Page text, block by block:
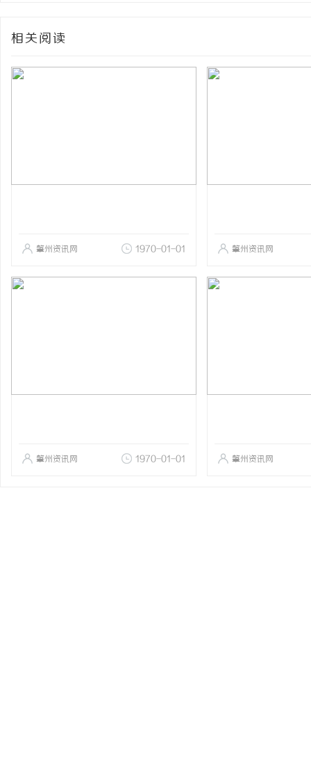
相关阅读
肇州资讯网 1970-01-01 肇州资讯网
肇州资讯网 1970-01-01 肇州资讯网